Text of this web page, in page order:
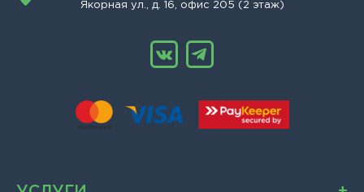
Якорная ул., д. 16, офис 205 (2 этаж)